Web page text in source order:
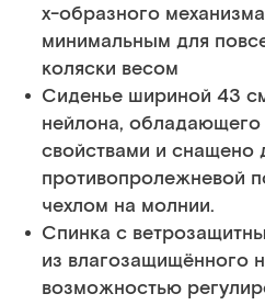
х-образного
минимальным для
коляски весом
Сиденье шириной 43
нейлона,
свойствами и снащено
противопролежневой
чехлом на молнии.
Спинка с
из влагозащищённого
возможностью